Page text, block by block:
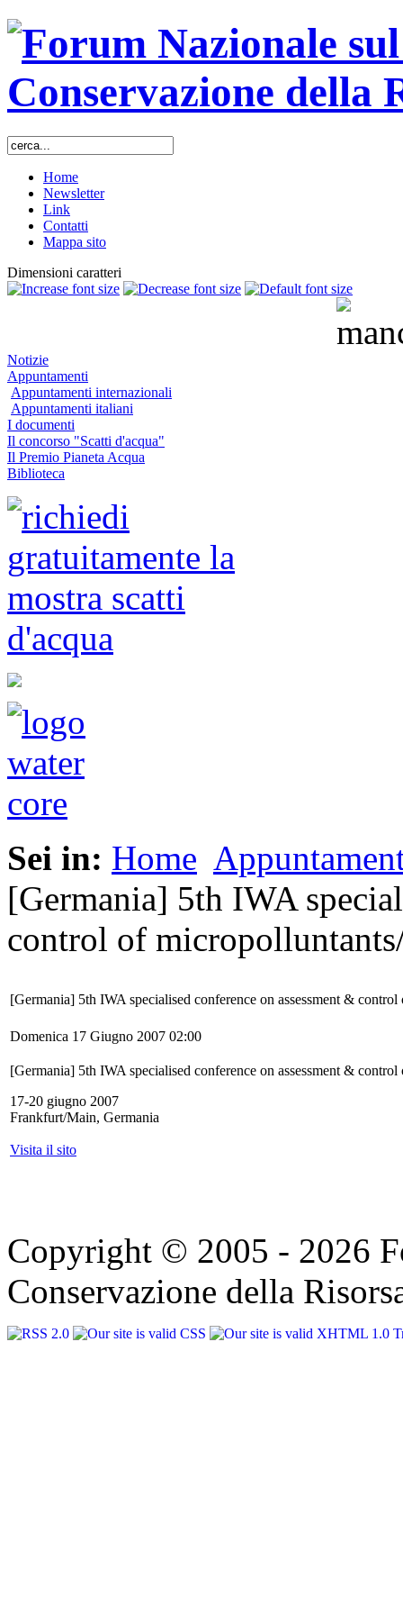
Home
Newsletter
Link
Contatti
Mappa sito
Dimensioni caratteri
Notizie
Appuntamenti
Appuntamenti internazionali
Appuntamenti italiani
I documenti
Il concorso "Scatti d'acqua"
Il Premio Pianeta Acqua
Biblioteca
Sei in: Home
[Germania] 5th IWA
control of
[Germania] 5th IWA specialised conference on assessment &
Domenica 17 Giugno 2007 02:00
[Germania] 5th IWA specialised conference on assessment &
17-20 giugno 2007
Frankfurt/Main, Germania
Visita il sito
Copyright © 2005 - 2026
Conservazione della